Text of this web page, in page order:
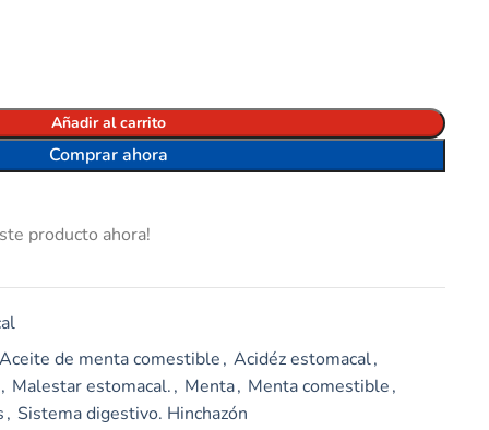
Añadir al carrito
Comprar ahora
producto ahora!
Aceite de menta comestible, Acidéz estomacal,
, Malestar estomacal., Menta, Menta comestible,
, Sistema digestivo. Hinchazón